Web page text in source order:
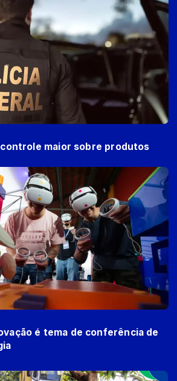
maior sobre produtos
é tema de conferência de